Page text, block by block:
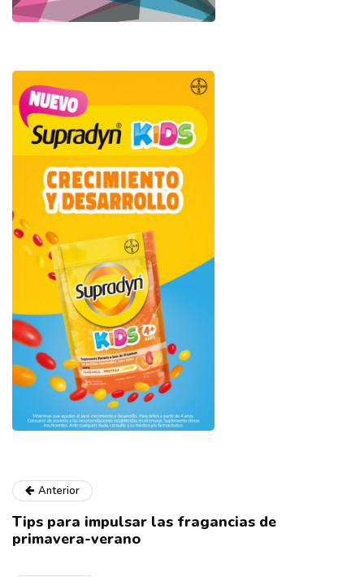
Anterior
Tips para impulsar las fragancias de
primavera-verano